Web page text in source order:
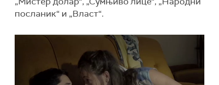
посланик“ и „Власт“.